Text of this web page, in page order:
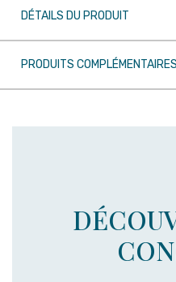
DÉTAILS DU PRODUIT
PRODUITS COMPLÉMENTAIRES